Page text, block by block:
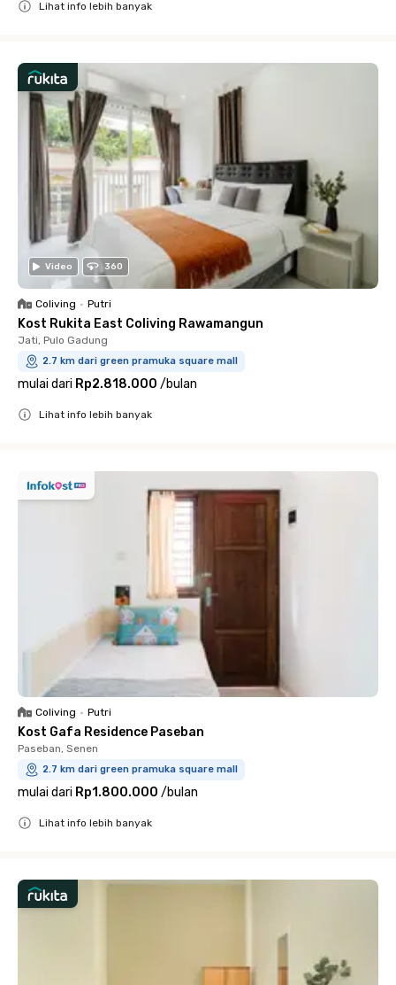
Lihat info lebih banyak
Video 360
Coliving • Putri
Kost Rukita East Coliving Rawamangun
Jati, Pulo Gadung
2.7 km dari green pramuka square mall
mulai dari Rp2.818.000 /bulan
Lihat info lebih banyak
Coliving • Putri
Kost Gafa Residence Paseban
Paseban, Senen
2.7 km dari green pramuka square mall
mulai dari Rp1.800.000 /bulan
Lihat info lebih banyak